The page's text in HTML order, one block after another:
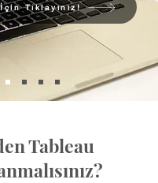
Tıklayınız!
Tableau